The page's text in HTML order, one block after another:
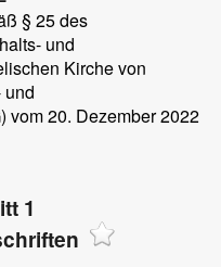
§ 25 des
und
Kirche von
und
vom 20. Dezember 2022
1